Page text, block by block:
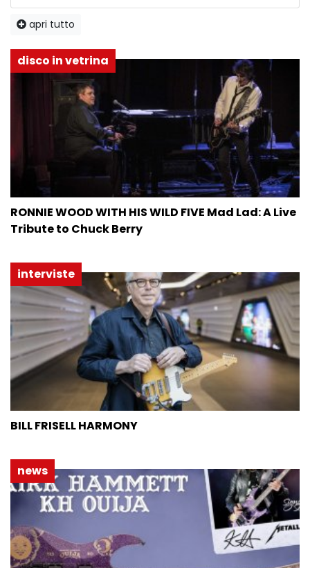
apri tutto
disco in vetrina
RONNIE WOOD WITH HIS WILD FIVE Mad Lad: A Live
Tribute to Chuck Berry
interviste
BILL FRISELL HARMONY
news